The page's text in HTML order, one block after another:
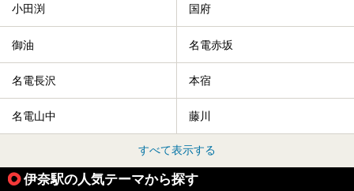
小田渕 国府
御油 名電赤坂
名電長沢 本宿
名電山中 藤川
すべて表示する
伊奈駅の人気テーマから探す